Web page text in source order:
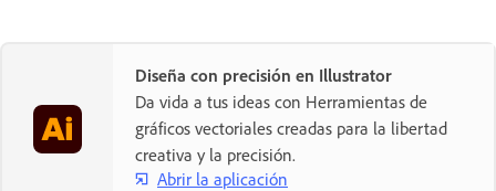
Diseña con precisión en Illustrator
Da vida a tus ideas con Herramientas de
gráficos vectoriales creadas para la libertad
creativa y la precisión.
Abrir la aplicación